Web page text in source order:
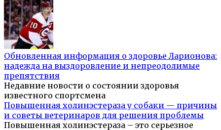
Обновленная информация о здоровье Ларионова:
надежда на выздоровление и непреодолимые
препятствия
Недавние новости о состоянии здоровья
известного спортсмена
Повышенная холинэстераза у собаки — причины
и советы ветеринаров для решения проблемы
Повышенная холинэстераза – это серьезное